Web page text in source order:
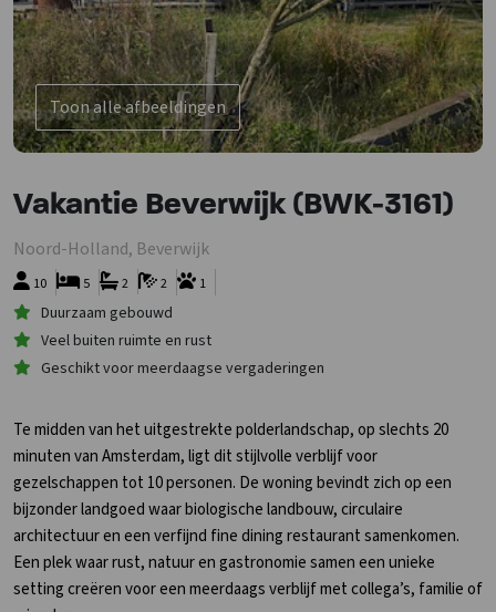
Toon alle afbeeldingen
Vakantie Beverwijk (BWK-3161)
Noord-Holland, Beverwijk
10 1
2
2
5
Duurzaam gebouwd
Veel buiten ruimte en rust
Geschikt voor meerdaagse vergaderingen
Te midden van het uitgestrekte polderlandschap, op slechts 20
minuten van Amsterdam, ligt dit stijlvolle verblijf voor
gezelschappen tot 10 personen. De woning bevindt zich op een
bijzonder landgoed waar biologische landbouw, circulaire
architectuur en een verfijnd fine dining restaurant samenkomen.
Een plek waar rust, natuur en gastronomie samen een unieke
setting creëren voor een meerdaags verblijf met collega’s, familie of